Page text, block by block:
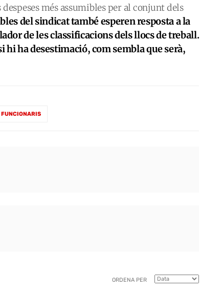
més assumibles per al conjunt dels
del sindicat també esperen resposta a la
de les classificacions dels llocs de treball.
hi ha desestimació, com sembla que serà,
FUNCIONARIS
ORDENA PER